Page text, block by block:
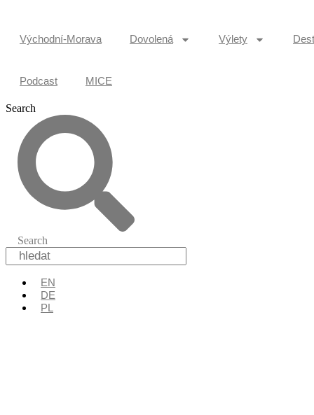
obsahu
Východní-Morava Dovolená Výlety
Podcast MICE
Search
Search
EN
DE
PL